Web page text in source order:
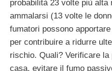
probabilità 23 volte più
ammalarsi (13 volte le
fumatori possono
per contribuire a ridurre
rischio. Quali? Verificare
casa, evitare il fumo